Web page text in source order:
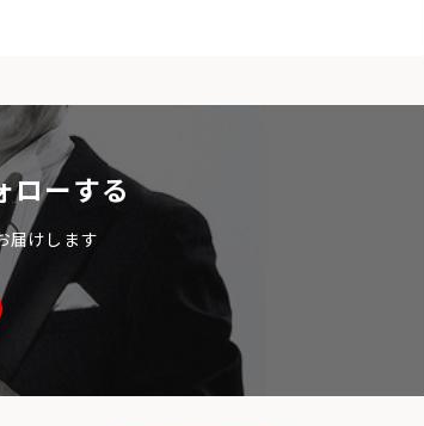
ローする
届けします